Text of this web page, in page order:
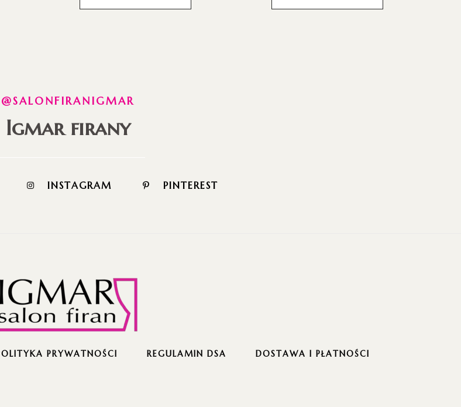
@SALONFIRANIGMAR
Igmar firany
INSTAGRAM PINTEREST
PRYWATNOŚCI REGULAMIN DSA DOSTAWA I PŁATNOŚCI